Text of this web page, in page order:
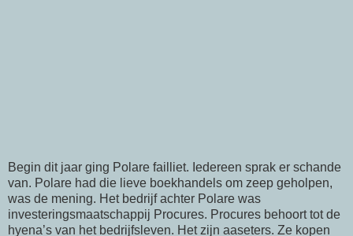
Begin dit jaar ging Polare failliet. Iedereen sprak er schande
van. Polare had die lieve boekhandels om zeep geholpen,
was de mening. Het bedrijf achter Polare was
investeringsmaatschappij Procures. Procures behoort tot de
hyena’s van het bedrijfsleven. Het zijn aaseters. Ze kopen